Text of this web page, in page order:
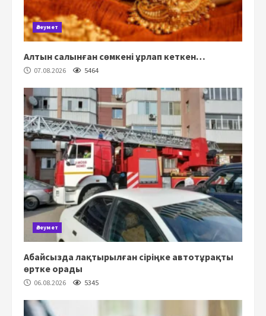
Әлеумет
Алтын салынған сөмкені ұрлап кеткен…
07.08.2026 5464
Әлеумет
Абайсызда лақтырылған сіріңке автотұрақты
өртке орады
06.08.2026 5345